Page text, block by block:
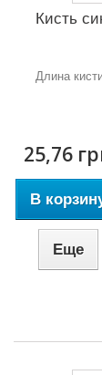
Кисть
Длина
25,76
В
Еще